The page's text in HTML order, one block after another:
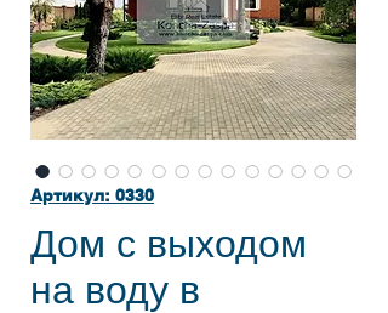
Артикул: 0330
Дом с выходом
на воду в